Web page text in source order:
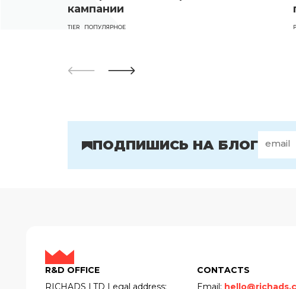
кампании
TIER ПОПУЛЯРНОЕ
ПОДПИШИСЬ НА БЛОГ
R&D OFFICE
RICHADS LTD Legal address:
CONTACTS
Email: